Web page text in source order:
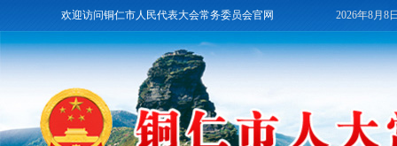
欢迎访问铜仁市人民代表大会常务委员会官网 2026年8月8